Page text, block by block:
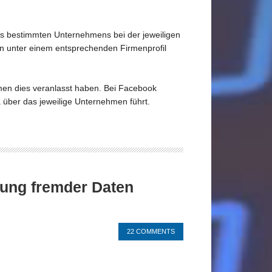
bestimmten Unternehmens bei der jeweiligen
unter einem entsprechenden Firmenprofil
dies veranlasst haben. Bei Facebook
das jeweilige Unternehmen führt.
fremder Daten
22 COMMENTS